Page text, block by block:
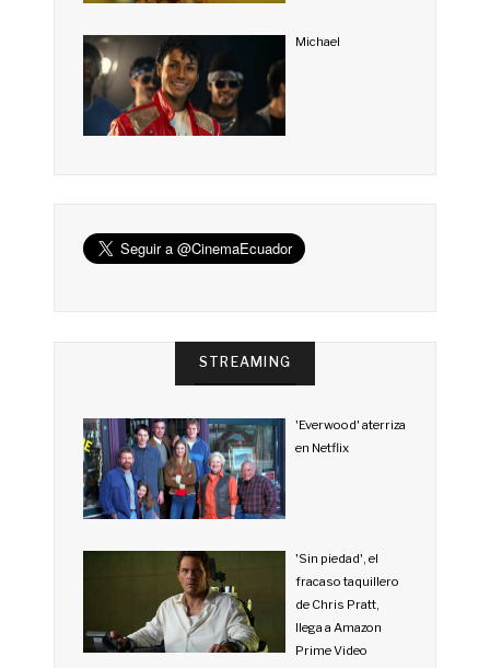
Michael
STREAMING
'Everwood' aterriza
en Netflix
'Sin piedad', el
fracaso taquillero
de Chris Pratt,
llega a Amazon
Prime Video